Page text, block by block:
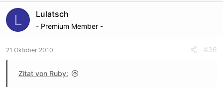
L Lulatsch
- Premium Member -
21 Oktober 2010 #36
Zitat von Ruby: